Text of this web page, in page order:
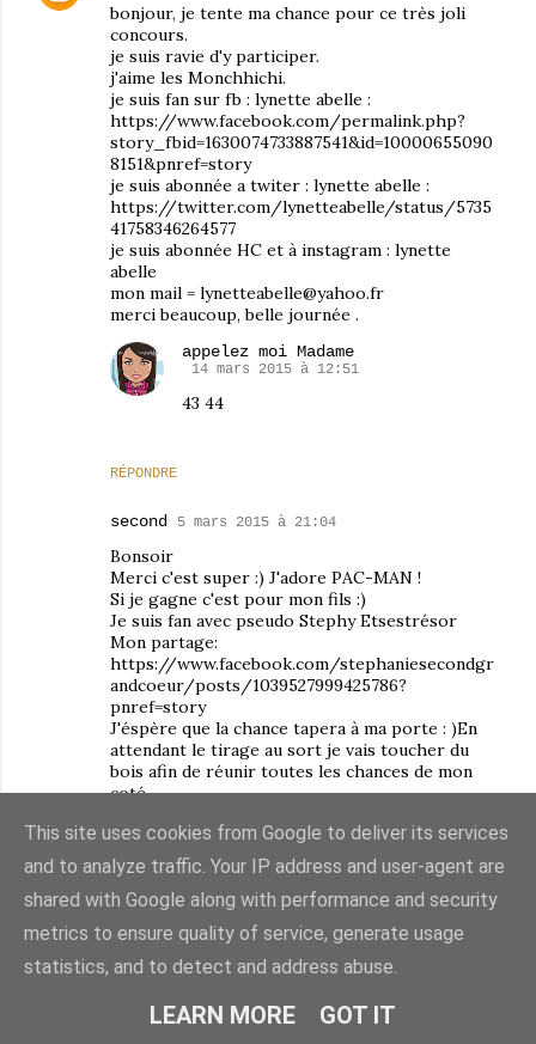
bonjour, je tente ma chance pour ce très joli
concours.
je suis ravie d'y participer.
j'aime les Monchhichi.
je suis fan sur fb : lynette abelle :
https://www.facebook.com/permalink.php?
story_fbid=1630074733887541&id=10000655090
8151&pnref=story
je suis abonnée a twiter : lynette abelle :
https://twitter.com/lynetteabelle/status/5735
41758346264577
je suis abonnée HC et à instagram : lynette
abelle
mon mail = lynetteabelle@yahoo.fr
merci beaucoup, belle journée .
RÉPONDRE
appelez moi Madame
14 mars 2015 à 12:51
43 44
second 5 mars 2015 à 21:04
Bonsoir
Merci c'est super :) J'adore PAC-MAN !
Si je gagne c'est pour mon fils :)
Je suis fan avec pseudo Stephy Etsestrésor
Mon partage:
https://www.facebook.com/stephaniesecondgr
andcoeur/posts/1039527999425786?
pnref=story
J'éspère que la chance tapera à ma porte : )En
attendant le tirage au sort je vais toucher du
bois afin de réunir toutes les chances de mon
coté.
stephaniesecond123@hotmail.fr
Bonne soirée
appelez moi Madame
14 mars 2015 à 12:51
45 46
This site uses cookies from Google to deliver its services
and to analyze traffic. Your IP address and user-agent are
shared with Google along with performance and security
metrics to ensure quality of service, generate usage
statistics, and to detect and address abuse.
LEARN MORE GOT IT